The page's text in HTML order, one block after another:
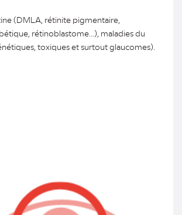
(DMLA, rétinite pigmentaire,
rétinoblastome...), maladies du
toxiques et surtout glaucomes).